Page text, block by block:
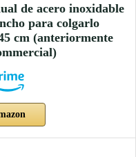
de acero inoxidable
para colgarlo
cm (anteriormente